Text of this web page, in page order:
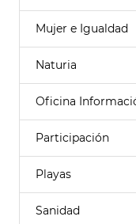
Mujer e Igualdad
Naturia
Oficina
Participación
Playas
Sanidad